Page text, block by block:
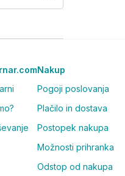
Nakup
Pogoji poslovanja
Plačilo in dostava
Postopek nakupa
Možnosti prihranka
Odstop od nakupa